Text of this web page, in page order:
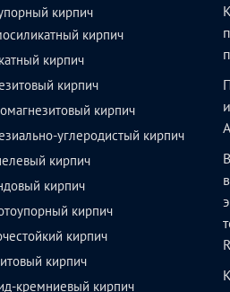
кирпич
кирпич
кирпич
кирпич
кирпич
углеродистый кирпич
кирпич
кирпич
кирпич
кирпич
кирпич
кремниевый кирпич